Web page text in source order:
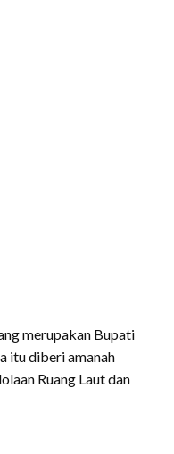
merupakan Bupati
itu diberi amanah
Ruang Laut dan